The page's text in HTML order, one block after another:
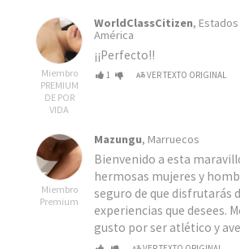
Miembro
PREMIUM
DE POR
VIDA
WorldClassCitizen,
América
¡¡Perfecto!!
1 VER TEXTO ORIGINAL
Miembro
Premium
Mazungu, Marruecos
Bienvenido a esta
hermosas mujeres y
seguro de que disfrutarás
experiencias que desees.
gusto por ser atlético y